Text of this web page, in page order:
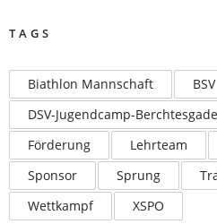
TAGS
Biathlon Mannschaft BSV
DSV-Jugendcamp-
Förderung
Lehrteam
Sponsor
Sprung
Wettkampf
XSPO